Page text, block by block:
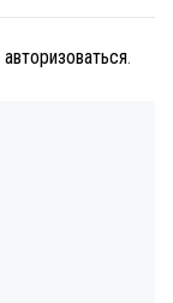
авторизоваться.